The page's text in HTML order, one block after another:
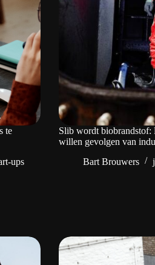
te
ups
Slib wordt
willen gevolgen van
Bart Brouwers